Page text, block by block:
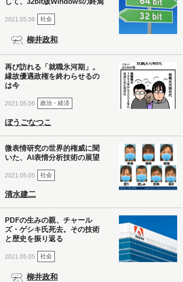
2021.05.06 社会
柳井政和
再び訪れる「就職氷河期」。
縁故優遇政権を終わらせるの
は今
2021.05.06 政治・経済
ぼうごなつこ
微表情研究の世界的権威に聞
いた、AI表情分析技術の展望
2021.05.05 社会
清水建二
PDFの生みの親、チャール
ズ・ゲシキ氏死去。その技術
と歴史を振り返る
2021.05.05 社会
柳井政和